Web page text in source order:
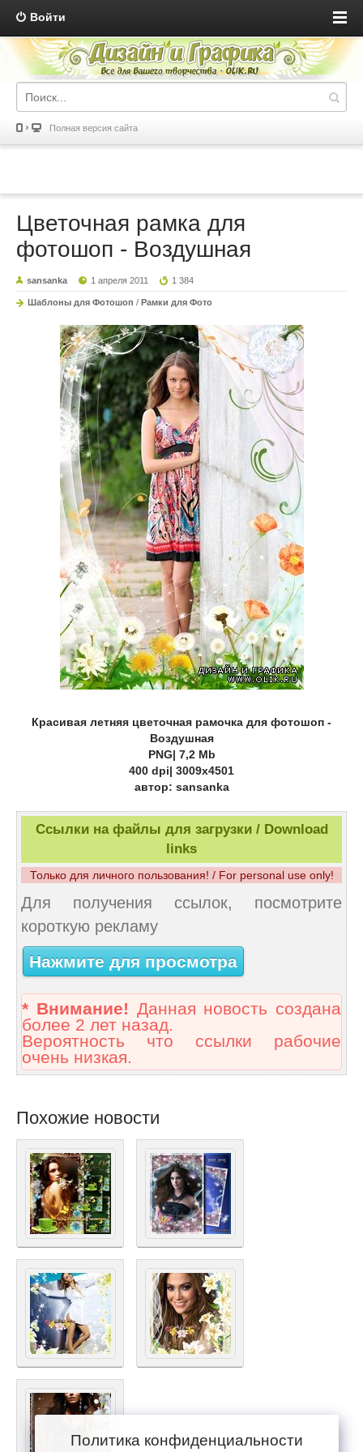
Войти
Полная версия сайта
Цветочная рамка для
фотошоп - Воздушная
sansanka 1 апреля 2011 1 384
Шаблоны для Фотошоп / Рамки для Фото
Красивая летняя цветочная рамочка для фотошоп -
Воздушная
PNG| 7,2 Mb
400 dpi| 3009x4501
автор: sansanka
Ссылки на файлы для загрузки / Download
links
Только для личного пользования! / For personal use only!
Для получения ссылок, посмотрите
короткую рекламу
Нажмите для просмотра
* Внимание! Данная новость создана
более 2 лет назад.
Вероятность что ссылки рабочие
очень низкая.
Похожие новости
Политика конфиденциальности